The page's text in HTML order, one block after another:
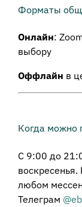
Форматы
Онлайн:
выбору
Оффлайн в
Когда можно
С 9:00 до
любом
Телеграм